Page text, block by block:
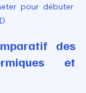
pour débuter
des
et